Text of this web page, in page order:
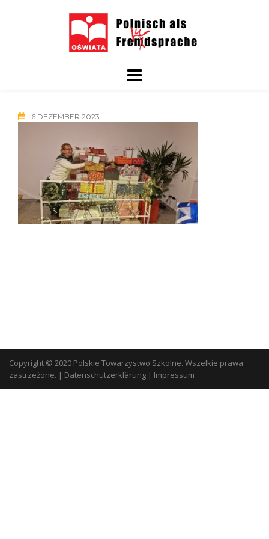
6 DEZEMBER 2023
Copyright © 2020 Polskie Towarzystwo Szkolne. Wszelkie prawa
zastrzeżone. | Datenschutzerklärung | Impressum